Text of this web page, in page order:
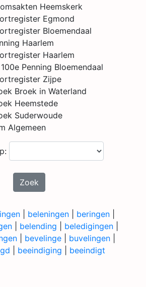
Heemskerk
Egmond
Bloemendaal
Haarlem
Haarlem
Penning Bloemendaal
Zijpe
Broek in Waterland
Heemstede
Suderwoude
Algemeen
Zoek
beleningen beringen
belending beledigingen
bevelinge buvelingen
beeindiging beeindigt